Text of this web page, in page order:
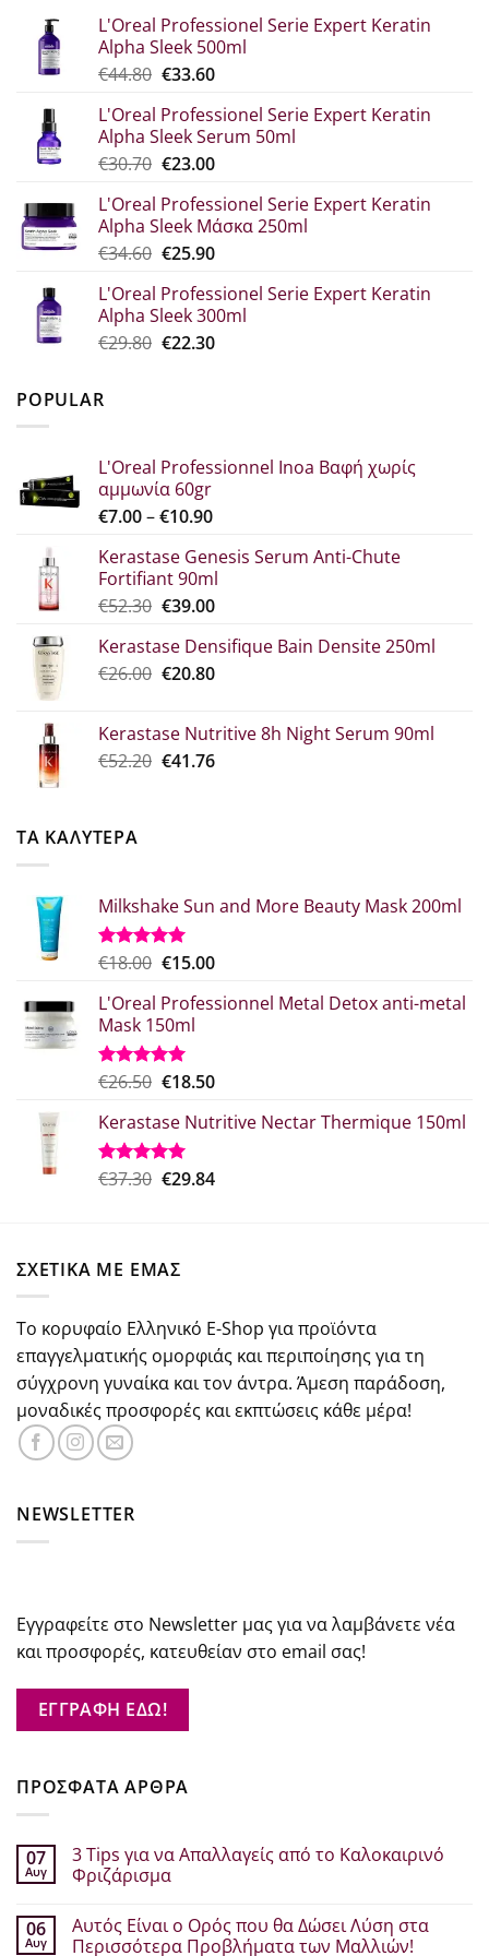
L'Oreal Professionel Serie Expert Keratin
Alpha Sleek 500ml
€44.80 Original
was:
€44.80.
€33.60Η
τιμή
είναι:
€33.60.
L'Oreal Professionel Serie Expert Keratin
Alpha Sleek Serum 50ml
€30.70 Original
was:
€30.70.
€23.00Η
τιμή
είναι:
€23.00.
L'Oreal Professionel Serie Expert Keratin
Alpha Sleek Μάσκα 250ml
€34.60 Original
was:
€34.60.
€25.90Η
τιμή
είναι:
€25.90.
L'Oreal Professionel Serie Expert Keratin
Alpha Sleek 300ml
€29.80 Original
€22.30Η
POPULAR
L'Oreal Professionnel Inoa Βαφή χωρίς
αμμωνία 60gr
€7.00–€10.90Price
€7.00
through
€10.90
Kerastase Genesis Serum Anti-Chute
Fortifiant 90ml
€52.30 Original
was:
€52.30.
€39.00Η
τιμή
είναι:
Kerastase Densifique Bain Densite 250ml
€26.00 Original
€26.00.
€20.80Η
είναι:
€20.80.
Kerastase Nutritive 8h Night Serum 90ml
€52.20 Original
€41.76Η
ΤΑ ΚΑΛΥΤΕΡΑ
Milkshake Sun and More Beauty Mask 200ml
Βαθμολογήθηκε
από 5
€18.00 Original
was:
€18.00.
€15.00Η
τιμή
L'Oreal Professionnel Metal Detox anti-metal
Mask 150ml
Βαθμολογήθηκε
από 5
€26.50 Original
was:
€26.50.
€18.50Η
τιμή
€18.50.
Kerastase Nutritive Nectar Thermique 150ml
Βαθμολογήθηκε
€37.30 Original
€29.84Η
ΣΧΕΤΙΚΑ ΜΕ ΕΜΑΣ
Το κορυφαίο Ελληνικό E-Shop για προϊόντα
επαγγελματικής ομορφιάς και περιποίησης για τη
σύγχρονη γυναίκα και τον άντρα. Άμεση παράδοση,
μοναδικές προσφορές και εκπτώσεις κάθε μέρα!
NEWSLETTER
Εγγραφείτε στο Newsletter μας για να λαμβάνετε νέα
και προσφορές, κατευθείαν στο email σας!
ΕΓΓΡΑΦΗ ΕΔΩ!
ΠΡΟΣΦΑΤΑ ΑΡΘΡΑ
07
Αυγ
3 Tips για να Απαλλαγείς από το Καλοκαιρινό
Φριζάρισμα
σχόλια
στο
06
Αυγ
Αυτός Είναι ο Ορός που θα Δώσει Λύση στα
Περισσότερα Προβλήματα των Μαλλιών!